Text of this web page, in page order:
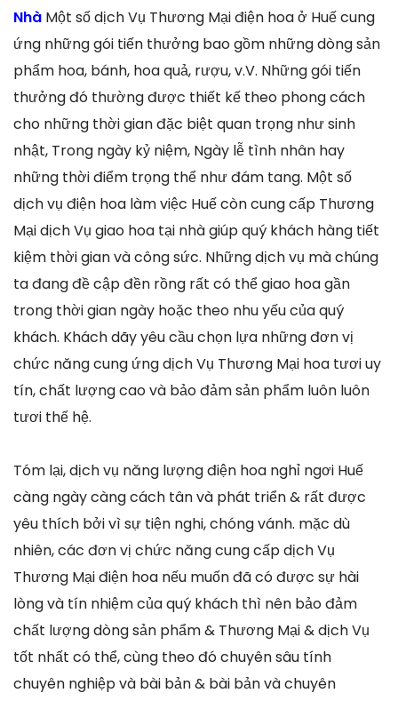
Nhà Một số dịch Vụ Thương Mại điện hoa ở Huế cung
ứng những gói tiến thưởng bao gồm những dòng sản
phẩm hoa, bánh, hoa quả, rượu, v.V. Những gói tiến
thưởng đó thường được thiết kế theo phong cách
cho những thời gian đặc biệt quan trọng như sinh
nhật, Trong ngày kỷ niệm, Ngày lễ tình nhân hay
những thời điểm trọng thể như đám tang. Một số
dịch vụ điện hoa làm việc Huế còn cung cấp Thương
Mại dịch Vụ giao hoa tại nhà giúp quý khách hàng tiết
kiệm thời gian và công sức. Những dịch vụ mà chúng
ta đang đề cập đền rồng rất có thể giao hoa gần
trong thời gian ngày hoặc theo nhu yếu của quý
khách. Khách dãy yêu cầu chọn lựa những đơn vị
chức năng cung ứng dịch Vụ Thương Mại hoa tươi uy
tín, chất lượng cao và bảo đảm sản phẩm luôn luôn
tươi thế hệ.
Tóm lại, dịch vụ năng lượng điện hoa nghỉ ngơi Huế
càng ngày càng cách tân và phát triển & rất được
yêu thích bởi vì sự tiện nghi, chóng vánh. mặc dù
nhiên, các đơn vị chức năng cung cấp dịch Vụ
Thương Mại điện hoa nếu muốn đã có được sự hài
lòng và tín nhiệm của quý khách thì nên bảo đảm
chất lượng dòng sản phẩm & Thương Mại & dịch Vụ
tốt nhất có thể, cùng theo đó chuyên sâu tính
chuyên nghiệp và bài bản & bài bản và chuyên